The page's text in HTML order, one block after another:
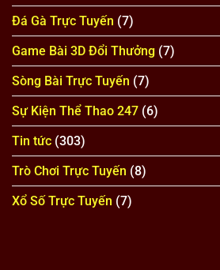
chính
quân
để
xoay
chuyển
Đá Gà Trực Tuyến (7)
Game Bài 3D Đổi Thưởng (7)
Sòng Bài Trực Tuyến (7)
Sự Kiện Thể Thao 247 (6)
Tin tức (303)
Trò Chơi Trực Tuyến (8)
Xổ Số Trực Tuyến (7)